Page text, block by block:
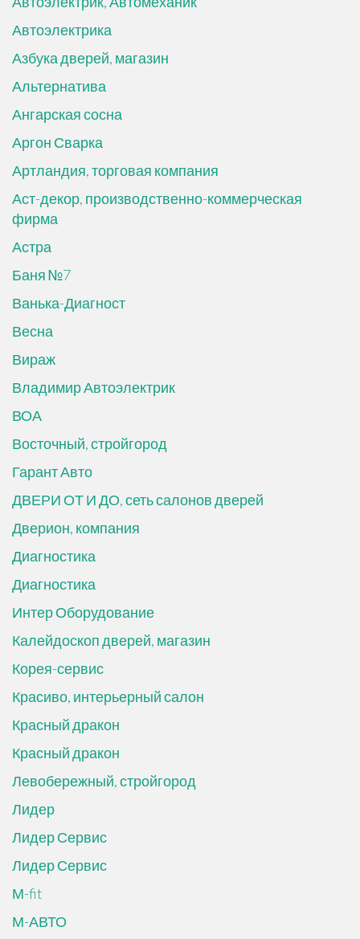
Автоэлектрика
Азбука дверей, магазин
Альтернатива
Ангарская сосна
Аргон Сварка
Артландия, торговая компания
Аст-декор, производственно-коммерческая
фирма
Астра
Баня №7
Ванька-Диагност
Весна
Вираж
Владимир Автоэлектрик
ВОА
Восточный, стройгород
Гарант Авто
ДВЕРИ ОТ И ДО, сеть салонов дверей
Дверион, компания
Диагностика
Диагностика
Интер Оборудование
Калейдоскоп дверей, магазин
Корея-сервис
Красиво, интерьерный салон
Красный дракон
Красный дракон
Левобережный, стройгород
Лидер
Лидер Сервис
Лидер Сервис
М-fit
М-АВТО